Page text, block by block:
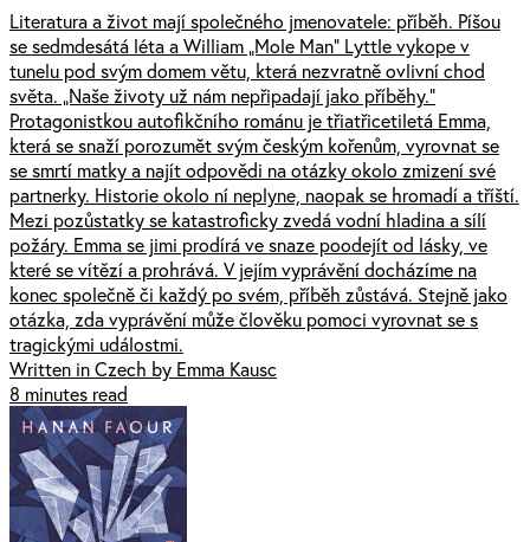
Literatura a život mají společného jmenovatele: příběh. Píšou
se sedmdesátá léta a William „Mole Man“ Lyttle vykope v
tunelu pod svým domem větu, která nezvratně ovlivní chod
světa. „Naše životy už nám nepřipadají jako příběhy.“
Protagonistkou autofikčního románu je třiatřicetiletá Emma,
která se snaží porozumět svým českým kořenům, vyrovnat se
se smrtí matky a najít odpovědi na otázky okolo zmizení své
partnerky. Historie okolo ní neplyne, naopak se hromadí a tříští.
Mezi pozůstatky se katastroficky zvedá vodní hladina a sílí
požáry. Emma se jimi prodírá ve snaze poodejít od lásky, ve
které se vítězí a prohrává. V jejím vyprávění docházíme na
konec společně či každý po svém, příběh zůstává. Stejně jako
otázka, zda vyprávění může člověku pomoci vyrovnat se s
tragickými událostmi.
Written in Czech by Emma Kausc
8 minutes read